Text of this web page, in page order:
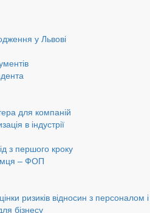
у Львові
для компаній
в індустрії
з першого кроку
– ФОП
ризиків відносин з персоналом
бізнесу